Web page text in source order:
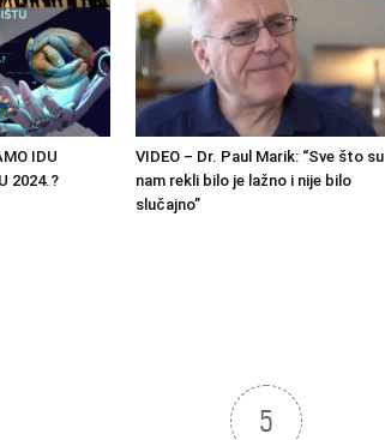
IDU
2024.?
VIDEO – Dr. Paul Marik: “Sve što su
nam rekli bilo je lažno i nije bilo
slučajno”
5